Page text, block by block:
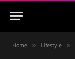
Home » Lifestyle »